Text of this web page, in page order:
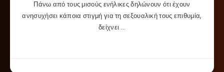
Πάνω από τους μισούς ενήλικες δηλώνουν ότι έχουν
ανησυχήσει κάποια στιγμή για τη σεξουαλική τους επιθυμία,
δείχνει …